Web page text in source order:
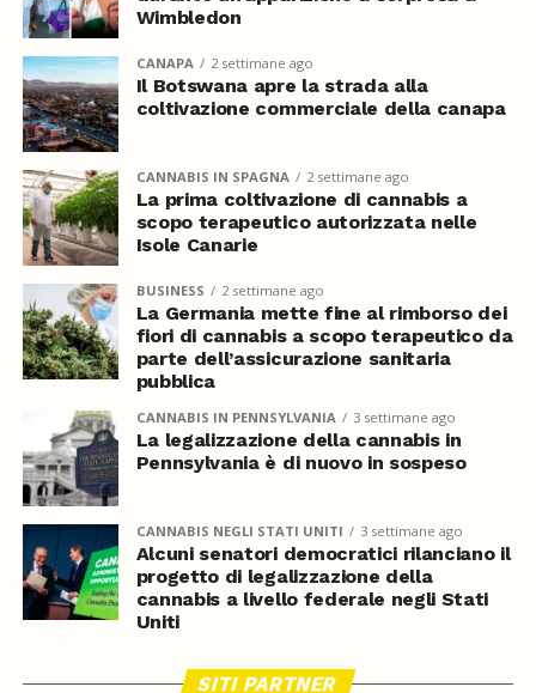
Wimbledon
CANAPA 2 settimane ago
Il Botswana apre la strada alla
coltivazione commerciale della canapa
CANNABIS IN SPAGNA 2 settimane ago
La prima coltivazione di cannabis a
scopo terapeutico autorizzata nelle
Isole Canarie
BUSINESS 2 settimane ago
La Germania mette fine al rimborso dei
fiori di cannabis a scopo terapeutico da
parte dell’assicurazione sanitaria
pubblica
CANNABIS IN PENNSYLVANIA 3 settimane ago
La legalizzazione della cannabis in
Pennsylvania è di nuovo in sospeso
CANNABIS NEGLI STATI UNITI 3 settimane ago
Alcuni senatori democratici rilanciano il
progetto di legalizzazione della
cannabis a livello federale negli Stati
Uniti
SITI PARTNER